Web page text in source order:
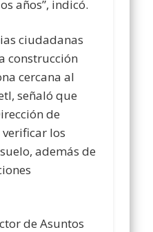
años”, indicó.
ciudadanas
construcción
cercana al
señaló que
de
los
además de
de Asuntos